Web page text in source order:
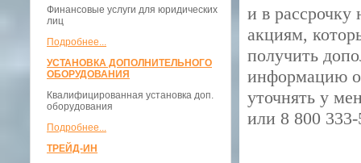
Финансовые услуги для юридических
лиц
Подробнее...
УСТАНОВКА ДОПОЛНИТЕЛЬНОГО
ОБОРУДОВАНИЯ
Квалифицированная установка доп.
оборудования
Подробнее...
ТРЕЙД-ИН
и в рассрочку
акциям,
получить
информацию о
уточнять у
или 8 800